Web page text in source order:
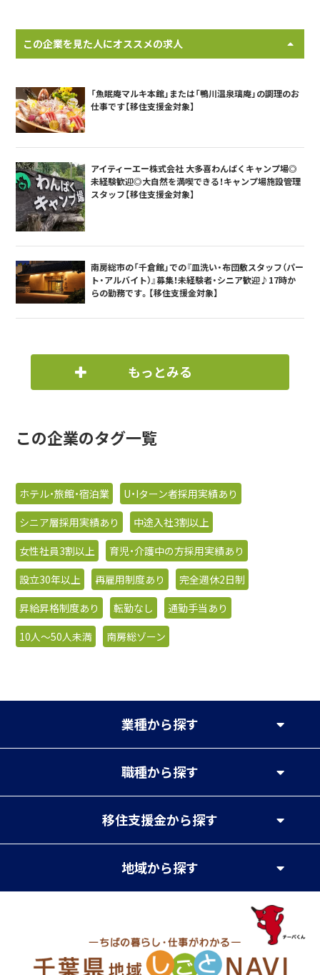
この企業を見た人にオススメの求人
「魚眠庵マルキ本館」または「鴨川温泉璃庵」の調理のお
仕事です【移住支援金対象】
アイティーエー株式会社 大多喜わんぱくキャンプ場◎
未経験歓迎◎大自然を満喫できる！キャンプ場施設管理
スタッフ【移住支援金対象】
南房総市の「千倉館」での『皿洗い・布団敷スタッフ（パー
ト・アルバイト）』募集！未経験者・シニア歓迎♪17時か
らの勤務です。【移住支援金対象】
もっとみる
この企業のタグ一覧
ホテル・旅館・宿泊業
U・Iターン者採用実績あり
シニア層採用実績あり
中途入社3割以上
女性社員3割以上
育児・介護中の方採用実績あり
設立30年以上
再雇用制度あり
完全週休2日制
昇給昇格制度あり
転勤なし
通勤手当あり
10人〜50人未満
南房総ゾーン
業種から探す
職種から探す
移住支援金から探す
地域から探す